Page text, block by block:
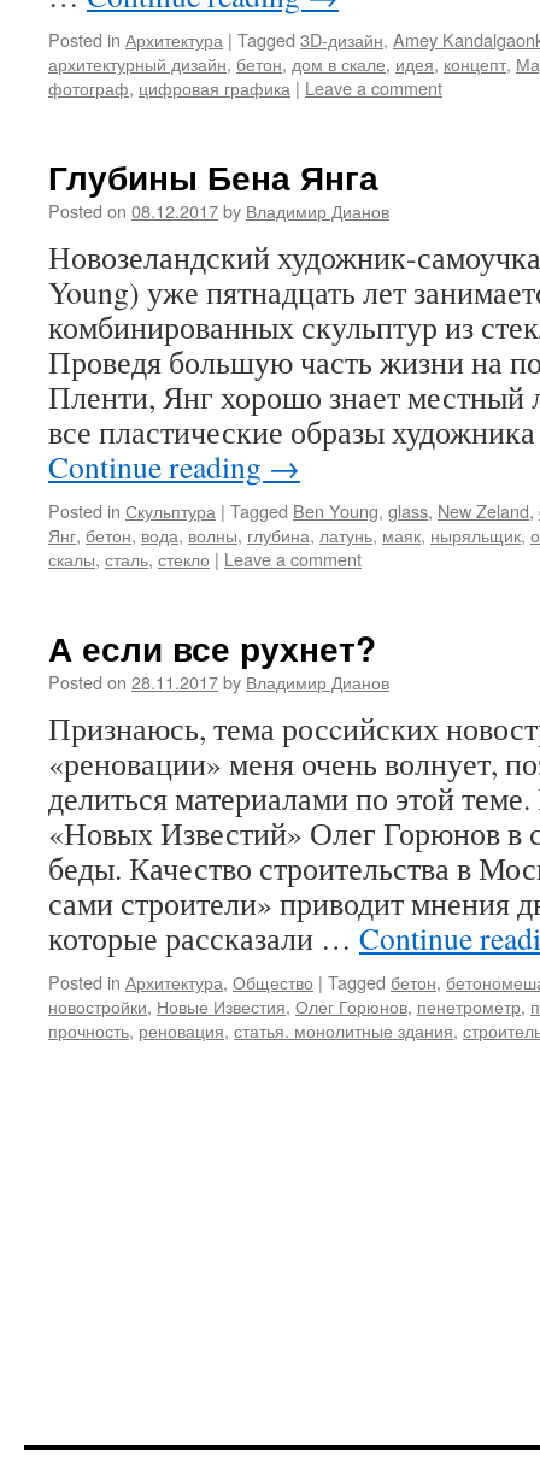
Posted in Архитектура | Tagged 3D-дизайн, Amey
архитектурный дизайн, бетон, дом в скале, идея, концепт,
фотограф, цифровая графика | Leave a comment
Глубины Бена Янга
Posted on 08.12.2017by Владимир Дианов
Новозеландский художник-
Young) уже пятнадцать лет
комбинированных скульптур из
Проведя большую часть жизни на
Пленти, Янг хорошо знает местный
все пластические образы
Continue reading →
Posted in Скульптура | Tagged Ben Young, glass, New Zeland,
Янг, бетон, вода, волны, глубина, латунь, маяк, ныряльщик,
скалы, сталь, стекло | Leave a comment
А если все рухнет?
Posted on 28.11.2017by Владимир Дианов
Признаюсь, тема росcийских
«реновации» меня очень волнует,
делиться материалами по этой
«Новых Известий» Олег Горюнов в
беды. Качество строительства в
сами строители» приводит мнения
которые рассказали … Continue
Posted in Архитектура, Общество | Tagged бетон,
новостройки, Новые Известия, Олег Горюнов, пенетрометр,
прочность, реновация, статья. монолитные здания,